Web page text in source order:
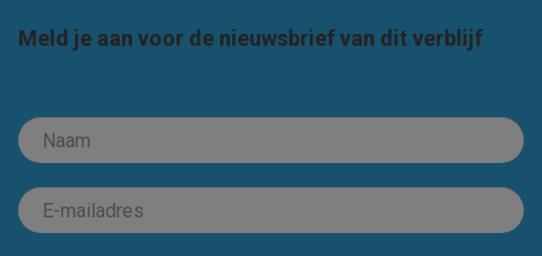
Meld je aan voor de nieuwsbrief van dit verblijf